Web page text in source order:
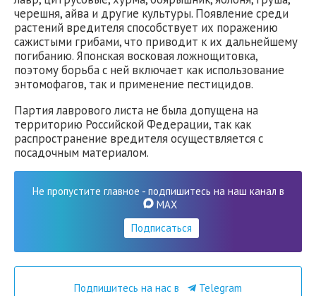
черешня, айва и другие культуры. Появление среди
растений вредителя способствует их поражению
сажистыми грибами, что приводит к их дальнейшему
погибанию. Японская восковая ложнощитовка,
поэтому борьба с ней включает как использование
энтомофагов, так и применение пестицидов.
Партия лаврового листа не была допущена на
территорию Российской Федерации, так как
распространение вредителя осуществляется с
посадочным материалом.
Не пропустите главное - подпишитесь на наш канал в
MAX
Подписаться
Подпишитесь на нас в
Telegram